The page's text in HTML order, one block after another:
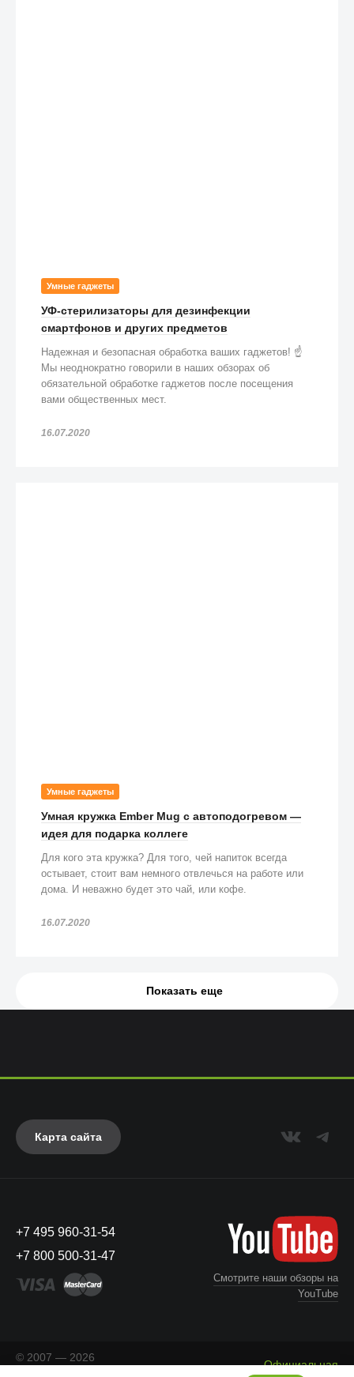
Умные гаджеты
УФ-стерилизаторы для дезинфекции
смартфонов и других предметов
Надежная и безопасная обработка ваших гаджетов! ☝️
Мы неоднократно говорили в наших обзорах об
обязательной обработке гаджетов после посещения
вами общественных мест.
16.07.2020
Умные гаджеты
Умная кружка Ember Mug с автоподогревом —
идея для подарка коллеге
Для кого эта кружка? Для того, чей напиток всегда
остывает, стоит вам немного отвлечься на работе или
дома. И неважно будет это чай, или кофе.
16.07.2020
Показать еще
Карта сайта
+7 495 960-31-54
+7 800 500-31-47
Смотрите наши обзоры на
YouTube
© 2007 — 2026
Официальная